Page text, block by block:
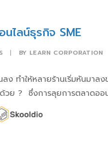
ไลน์ธุรกิจ SME
| BY LEARN CORPORATION
ง ทำให้หลายร้านเริ่มหันมาล
วย ? ซึ่งการลุยการตลาดออ